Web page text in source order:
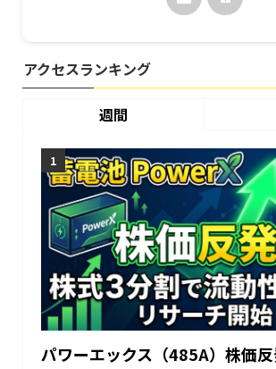
アクセスランキング
週間
パワーエックス（485A）株価